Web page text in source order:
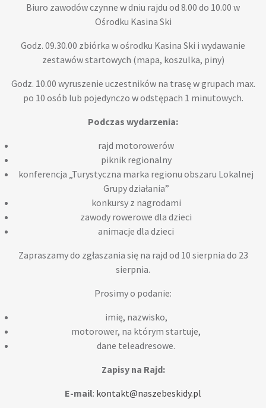
Biuro zawodów czynne w dniu rajdu od 8.00 do 10.00 w
Ośrodku Kasina Ski
Godz. 09.30.00 zbiórka w ośrodku Kasina Ski i wydawanie
zestawów startowych (mapa, koszulka, piny)
Godz. 10.00 wyruszenie uczestników na trasę w grupach max.
po 10 osób lub pojedynczo w odstępach 1 minutowych.
Podczas wydarzenia:
rajd motorowerów
piknik regionalny
konferencja „Turystyczna marka regionu obszaru Lokalnej
Grupy działania”
konkursy z nagrodami
zawody rowerowe dla dzieci
animacje dla dzieci
Zapraszamy do zgłaszania się na rajd od 10 sierpnia do 23
sierpnia.
Prosimy o podanie:
imię, nazwisko,
motorower, na którym startuje,
dane teleadresowe.
Zapisy na Rajd:
E-mail: kontakt@naszebeskidy.pl